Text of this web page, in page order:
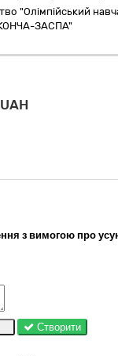
"Олімпійський
ЗАСПА"
з вимогою про
Створити